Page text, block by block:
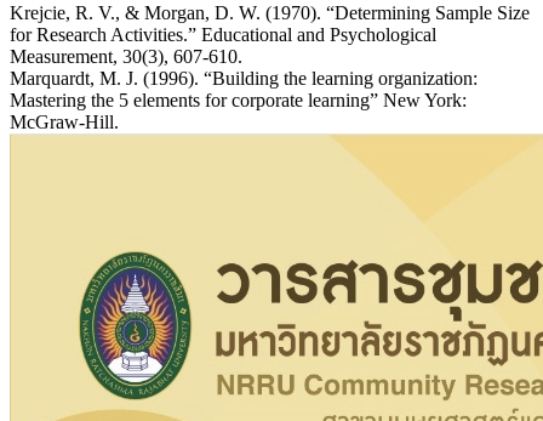
Krejcie, R. V., & Morgan, D. W. (1970). “Determining Sample Size
for Research Activities.” Educational and Psychological
Measurement, 30(3), 607-610.
Marquardt, M. J. (1996). “Building the learning organization:
Mastering the 5 elements for corporate learning” New York:
McGraw-Hill.